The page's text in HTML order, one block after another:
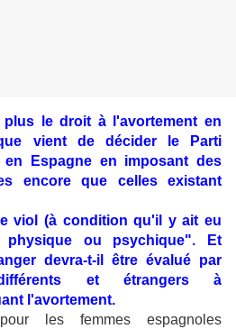
plus le droit à l'avortement en
vient de décider le Parti
Espagne en imposant des
encore que celles existant
viol (à condition qu'il y ait eu
physique ou psychique". Et
devra-t-il être évalué par
et étrangers à
l'avortement.
les femmes espagnoles